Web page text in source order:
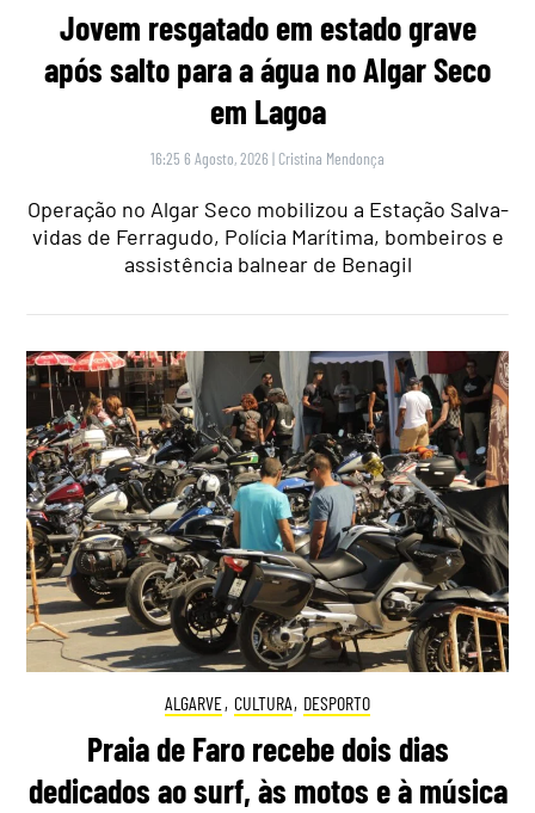
Jovem resgatado em estado grave
após salto para a água no Algar Seco
em Lagoa
16:25 6 Agosto, 2026 | Cristina Mendonça
Operação no Algar Seco mobilizou a Estação Salva-
vidas de Ferragudo, Polícia Marítima, bombeiros e
assistência balnear de Benagil
ALGARVE, CULTURA, DESPORTO
Praia de Faro recebe dois dias
dedicados ao surf, às motos e à música